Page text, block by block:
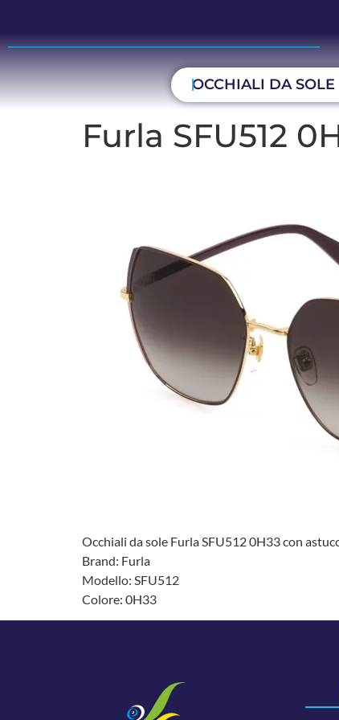
OCCHIALI DA SOLE
Furla SFU512
Occhiali da sole Furla SFU512 0H33 con
Brand: Furla
Modello: SFU512
Colore: 0H33